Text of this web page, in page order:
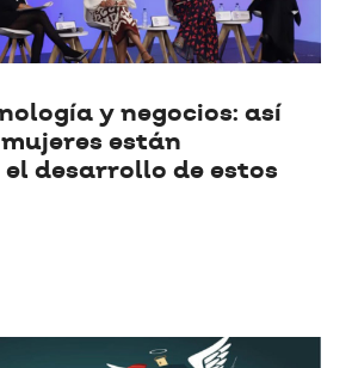
y negocios: así
están
desarrollo de estos